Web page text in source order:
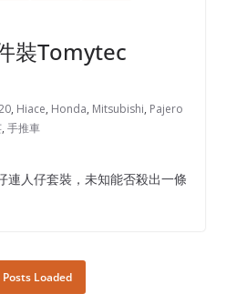
裝Tomytec
, Hiace, Honda, Mitsubishi, Pajero
, 手推車
連人仔套裝，未知能否殺出一條
Posts Loaded